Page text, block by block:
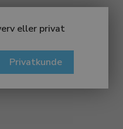
eller privat
Privatkunde